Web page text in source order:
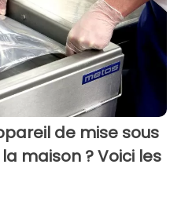
de mise sous
maison ? Voici les